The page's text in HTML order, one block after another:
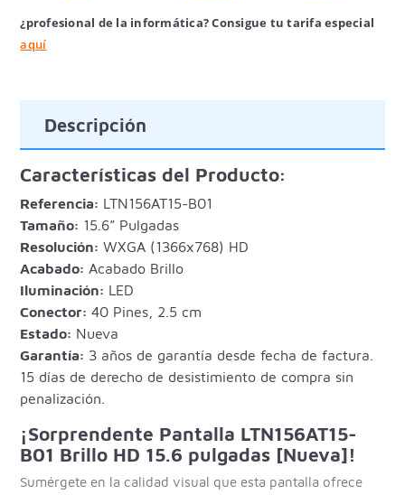
¿profesional de la informática? Consigue tu tarifa especial
aquí
Descripción
Características del Producto:
Referencia: LTN156AT15-B01
Tamaño: 15.6” Pulgadas
Resolución: WXGA (1366x768) HD
Acabado: Acabado Brillo
Iluminación: LED
Conector: 40 Pines, 2.5 cm
Estado: Nueva
Garantía: 3 años de garantía desde fecha de factura.
15 días de derecho de desistimiento de compra sin
penalización.
¡Sorprendente Pantalla LTN156AT15-
B01 Brillo HD 15.6 pulgadas [Nueva]!
Sumérgete en la calidad visual que esta pantalla ofrece